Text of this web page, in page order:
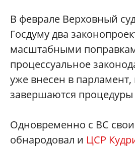
В феврале Верховный
Госдуму два
масштабными
процессуальное
уже внесен в
завершаются процедуры
Одновременно с ВС
обнародовал и ЦСР